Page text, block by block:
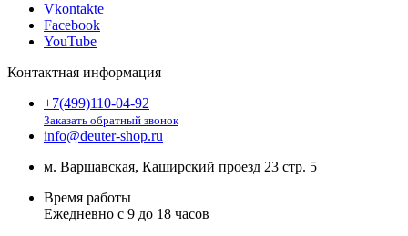
Vkontakte
Facebook
YouTube
Контактная информация
+7(499)110-04-92
Заказать обратный звонок
info@deuter-shop.ru
м. Варшавская, Каширский проезд 23 стр. 5
Время работы
Ежедневно с 9 до 18 часов